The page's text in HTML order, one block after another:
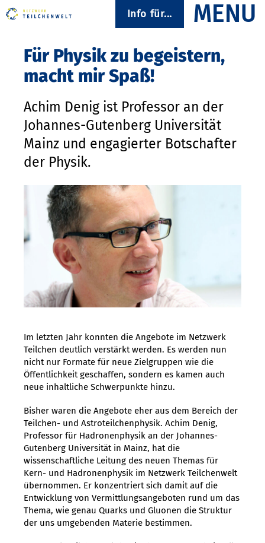
Info für...
Für Physik zu begeistern,
macht mir Spaß!
Achim Denig ist Professor an der
Johannes-Gutenberg Universität
Mainz und engagierter Botschafter
der Physik.
Im letzten Jahr konnten die Angebote im Netzwerk
Teilchen deutlich verstärkt werden. Es werden nun
nicht nur Formate für neue Zielgruppen wie die
Öffentlichkeit geschaffen, sondern es kamen auch
neue inhaltliche Schwerpunkte hinzu.
Bisher waren die Angebote eher aus dem Bereich der
Teilchen- und Astroteilchenphysik. Achim Denig,
Professor für Hadronenphysik an der Johannes-
Gutenberg Universität in Mainz, hat die
wissenschaftliche Leitung des neuen Themas für
Kern- und Hadronenphysik im Netzwerk Teilchenwelt
übernommen. Er konzentriert sich damit auf die
Entwicklung von Vermittlungsangeboten rund um das
Thema, wie genau Quarks und Gluonen die Struktur
der uns umgebenden Materie bestimmen.